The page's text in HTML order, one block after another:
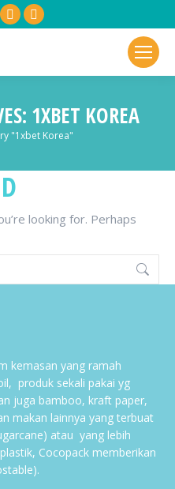
Linkedin
in
window
YouTube
in
window
1XBET KOREA
"1xbet Korea"
looking for. Perhaps
kemasan yang ramah
produk sekali pakai yg
juga bamboo, kraft paper,
makan lainnya yang terbuat
atau yang lebih
Cocopack memberikan